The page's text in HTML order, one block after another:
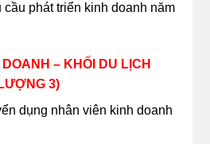
phát triển kinh doanh năm
– KHỐI DU LỊCH
3)
dụng nhân viên kinh doanh